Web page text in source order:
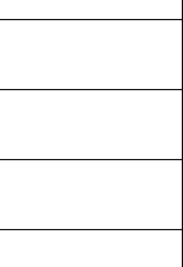
и
что подходит
часть из клиентов
на 100%
и мы понимаем вашу